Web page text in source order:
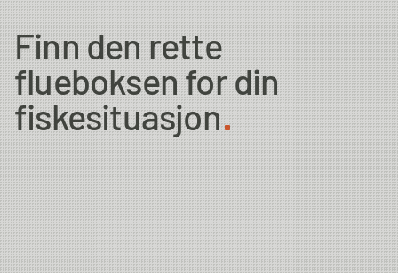
Weight 48g - 1,69oz
Country of Origin Italy
Finn den rette
flueboksen for din
fiskesituasjon